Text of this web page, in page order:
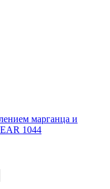
марганца и
1044